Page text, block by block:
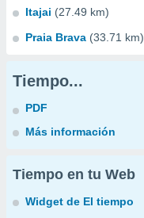
Itajai (27.49 km)
Praia Brava (33.71 km)
Tiempo...
PDF
Más información
Tiempo en tu Web
Widget de El tiempo